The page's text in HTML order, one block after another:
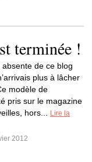
terminée !
absente de ce blog
plus à lâcher
modèle de
pris sur le magazine
hors...
Lire la
2012